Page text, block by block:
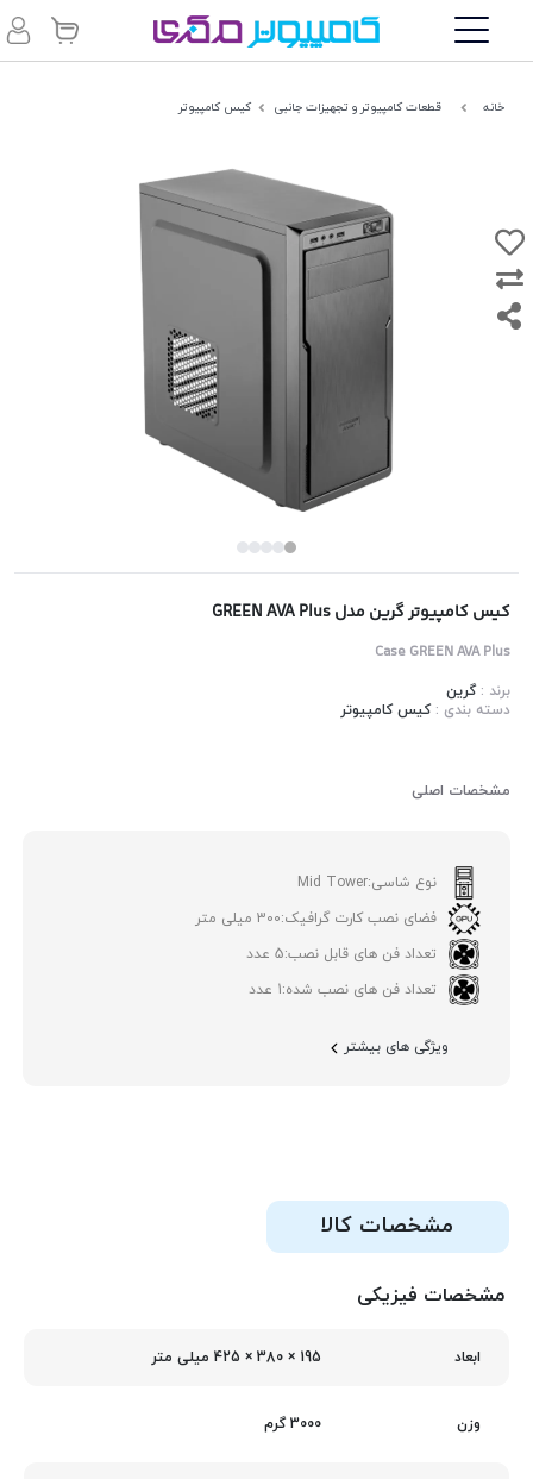
خانه قطعات کامپیوتر و تجهیزات جانبی کیس کامپیوتر
کیس کامپیوتر گرین مدل GREEN AVA Plus
Case GREEN AVA Plus
برند :گرین
دسته بندی :کیس کامپیوتر
مشخصات اصلی
نوع شاسی:Mid Tower
فضای نصب کارت گرافیک:300 میلی متر
تعداد فن های قابل نصب:5 عدد
تعداد فن های نصب شده:1 عدد
ویژگی های بیشتر
مشخصات کالا
مشخصات فیزیکی
ابعاد 195 × 380 × 425 میلی‌ متر
وزن 3000 گرم